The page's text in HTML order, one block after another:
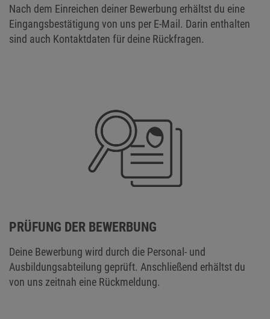
Nach dem Einreichen deiner Bewerbung erhältst du eine
Eingangsbestätigung von uns per E-Mail. Darin enthalten
sind auch Kontaktdaten für deine Rückfragen.
PRÜFUNG DER BEWERBUNG
Deine Bewerbung wird durch die Personal- und
Ausbildungsabteilung geprüft. Anschließend erhältst du
von uns zeitnah eine Rückmeldung.